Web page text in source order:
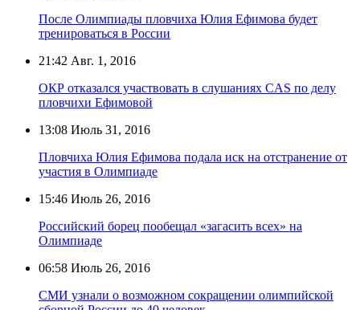
После Олимпиады пловчиха Юлия Ефимова будет
тренироваться в России
21:42 Авг. 1, 2016
ОКР отказался участвовать в слушаниях CAS по делу
пловчихи Ефимовой
13:08 Июль 31, 2016
Пловчиха Юлия Ефимова подала иск на отстранение от
участия в Олимпиаде
15:46 Июль 26, 2016
Российский борец пообещал «загасить всех» на
Олимпиаде
06:58 Июль 26, 2016
СМИ узнали о возможном сокращении олимпийской